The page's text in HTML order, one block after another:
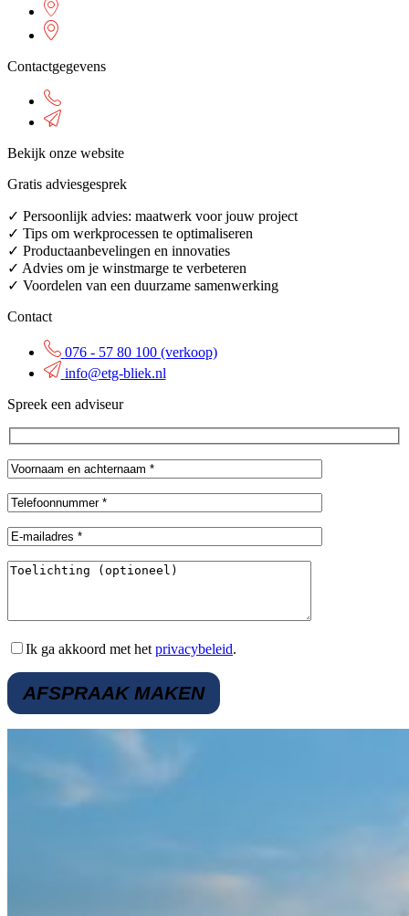
Contactgegevens
Bekijk onze website
Gratis adviesgesprek
✓ Persoonlijk advies: maatwerk voor jouw project
✓ Tips om werkprocessen te optimaliseren
✓ Productaanbevelingen en innovaties
✓ Advies om je winstmarge te verbeteren
✓ Voordelen van een duurzame samenwerking
Contact
076 - 57 80 100 (verkoop)
info@etg-bliek.nl
Spreek een adviseur
Ik ga akkoord met hetprivacybeleid.